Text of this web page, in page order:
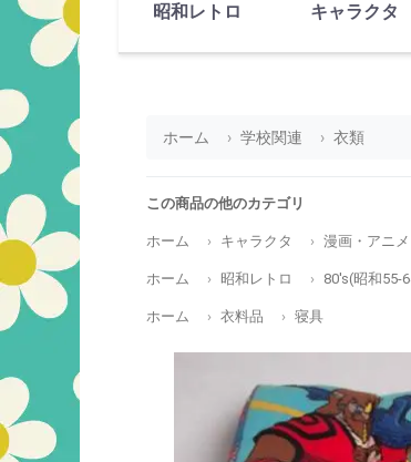
昭和レトロ キャラクタ
ホーム 学校関連 衣類
この商品の他のカテゴリ
ホーム キャラクタ 漫画・アニメ
ホーム 昭和レトロ 80's(昭和55-
ホーム 衣料品 寝具